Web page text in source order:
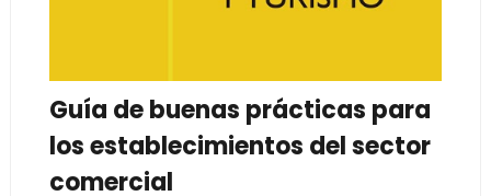
Guía de buenas prácticas para
los establecimientos del sector
comercial